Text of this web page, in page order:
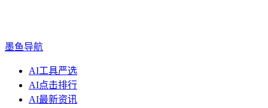
墨鱼导航
AI工具严选
AI点击排行
AI最新资讯